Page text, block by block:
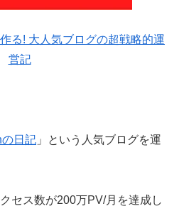
る! 大人気ブログの超戦略的運
営記
日記 」という人気ブログを運
セス数が200万PV/月を達成し